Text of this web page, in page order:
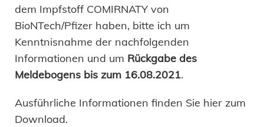
dem Impfstoff COMIRNATY von
BioNTech/Pfizer haben, bitte ich um
Kenntnisnahme der nachfolgenden
Informationen und um Rückgabe des
Meldebogens bis zum 16.08.2021.
Ausführliche Informationen finden Sie hier zum
Download.